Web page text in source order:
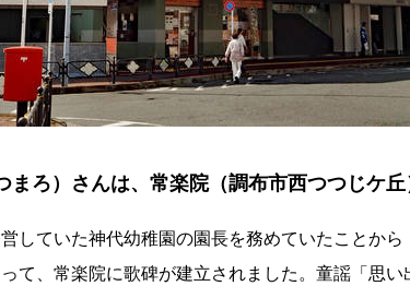
まろ）さんは、常楽院（調布市西つつじケ
していた神代幼稚園の園長を務めていたことか
て、常楽院に歌碑が建立されました。童謡「思